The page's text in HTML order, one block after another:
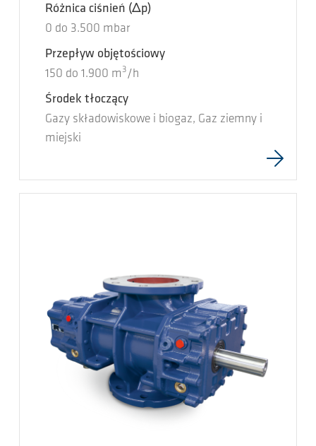
Różnica ciśnień (Δp)
0 do 3.500 mbar
Przepływ objętościowy
150 do 1.900 m 3 /h
Środek tłoczący
Gazy składowiskowe i biogaz, Gaz ziemny i
miejski